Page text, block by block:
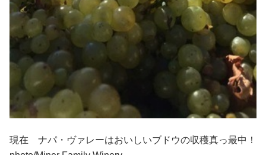
現在 ナパ・ヴァレーはおいしいブドウの収穫真っ最中！